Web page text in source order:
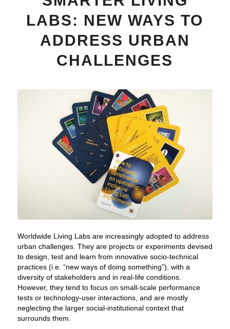
LABS: NEW WAYS TO
ADDRESS URBAN
CHALLENGES
Worldwide Living Labs are increasingly adopted to address
urban challenges. They are projects or experiments devised
to design, test and learn from innovative socio-technical
practices (i.e. “new ways of doing something”), with a
diversity of stakeholders and in real-life conditions.
However, they tend to focus on small-scale performance
tests or technology-user interactions, and are mostly
neglecting the larger social-institutional context that
surrounds them